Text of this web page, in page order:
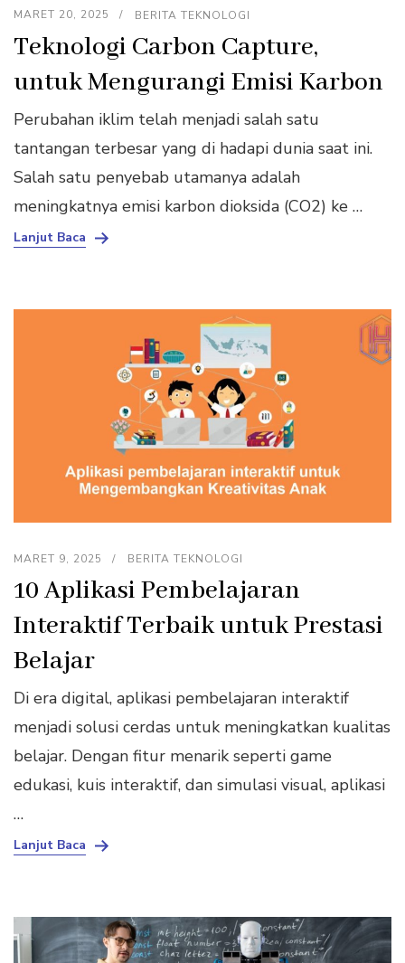
MARET 20, 2025 BERITA TEKNOLOGI
Teknologi Carbon Capture,
untuk Mengurangi Emisi Karbon
Perubahan iklim telah menjadi salah satu
tantangan terbesar yang di hadapi dunia saat ini.
Salah satu penyebab utamanya adalah
meningkatnya emisi karbon dioksida (CO2) ke …
Lanjut Baca
MARET 9, 2025 BERITA TEKNOLOGI
10 Aplikasi Pembelajaran
Interaktif Terbaik untuk Prestasi
Belajar
Di era digital, aplikasi pembelajaran interaktif
menjadi solusi cerdas untuk meningkatkan kualitas
belajar. Dengan fitur menarik seperti game
edukasi, kuis interaktif, dan simulasi visual, aplikasi
…
Lanjut Baca